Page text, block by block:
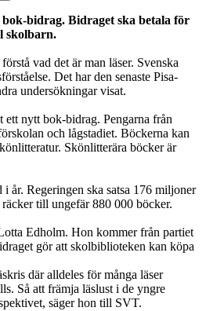
bidrag. Bidraget ska betala för
skolbarn.
vad det är man läser. Svenska
Det har den senaste Pisa-
undersökningar visat.
ett nytt bok-bidrag. Pengarna från
och lågstadiet. Böckerna kan
Skönlitterära böcker är
år. Regeringen ska satsa 176 miljoner
till ungefär 880 000 böcker.
Edholm. Hon kommer från partiet
gör att skolbiblioteken kan köpa
där alldeles för många läser
Så att främja läslust i de yngre
säger hon till SVT.